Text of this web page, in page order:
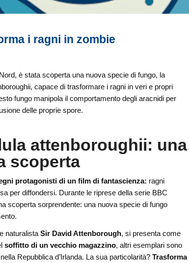
i ragni in zombie
è stata scoperta una nuova specie di fungo, la
capace di trasformare i ragni in veri e propri
fungo manipola il comportamento degli aracnidi per
delle proprie spore.
attenboroughii: una
scoperta
protagonisti di un film di fantascienza: ragni
per diffondersi. Durante le riprese della serie BBC
scoperta sorprendente: una nuova specie di fungo
naturalistaSir David Attenborough, si presenta come
soffitto di un vecchio magazzino, altri esemplari sono
Repubblica d’Irlanda. La sua particolarità?Trasforma